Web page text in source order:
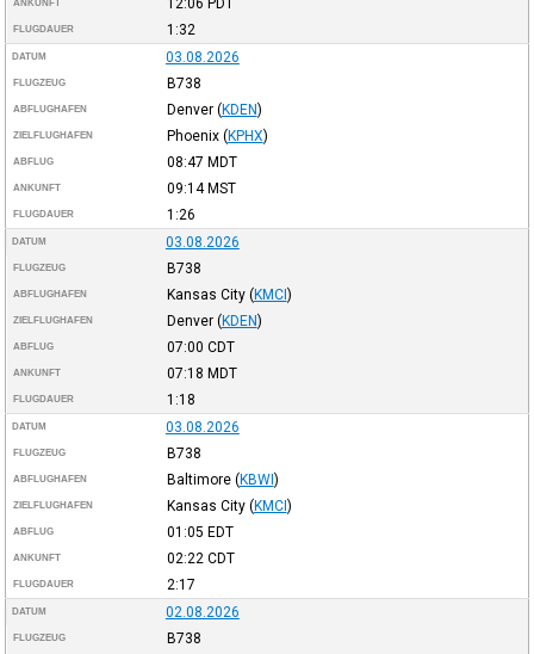
ANKUNFT
FLUGDAUER 1:32
DATUM 03.08.2026
FLUGZEUG B738
ABFLUGHAFEN Denver (KDEN)
ZIELFLUGHAFEN Phoenix (KPHX)
ABFLUG 08:47 MDT
ANKUNFT 09:14MST
FLUGDAUER 1:26
DATUM 03.08.2026
FLUGZEUG B738
ABFLUGHAFEN Kansas City (KMCI)
ZIELFLUGHAFEN Denver (KDEN)
ABFLUG 07:00 CDT
ANKUNFT 07:18 MDT
FLUGDAUER 1:18
DATUM 03.08.2026
FLUGZEUG B738
ABFLUGHAFEN Baltimore (KBWI)
ZIELFLUGHAFEN Kansas City (KMCI)
ABFLUG 01:05 EDT
ANKUNFT 02:22 CDT
FLUGDAUER 2:17
DATUM 02.08.2026
FLUGZEUG B738